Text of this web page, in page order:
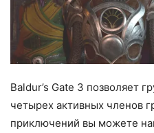
Baldur’s Gate 3 позволяет
четырех активных членов
приключений вы можете